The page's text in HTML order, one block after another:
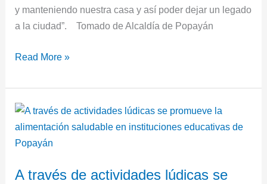
y manteniendo nuestra casa y así poder dejar un legado
a la ciudad”. ​ Tomado de Alcaldía de Popayán
Read More »
A través de actividades lúdicas se
A
través
de
lúdicas